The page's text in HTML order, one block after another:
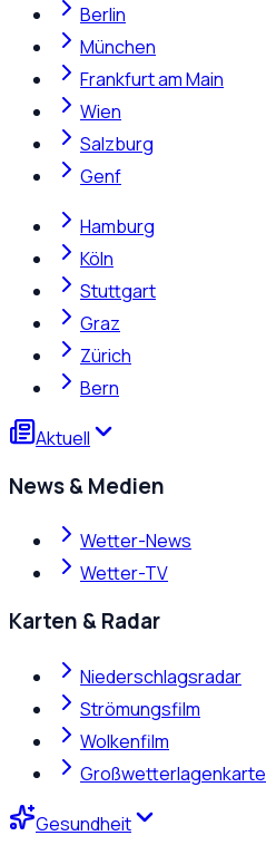
Berlin
München
Frankfurt am Main
Wien
Salzburg
Genf
Hamburg
Köln
Stuttgart
Graz
Zürich
Bern
Aktuell
News & Medien
Wetter-News
Wetter-TV
Karten & Radar
Niederschlagsradar
Strömungsfilm
Wolkenfilm
Großwetterlagenkarte
Gesundheit